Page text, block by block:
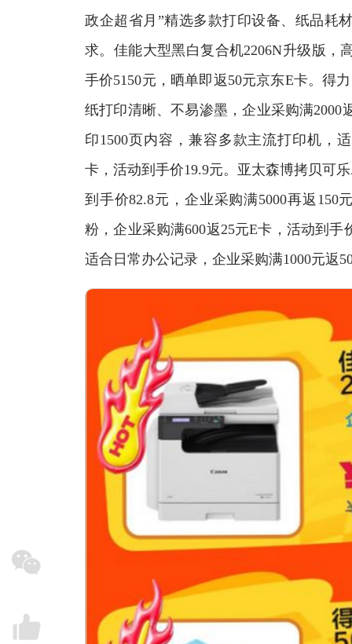
政企超省月”精选多款打印设备、纸品耗
求。佳能大型黑白复合机2206N升级版，
手价5150元，晒单即返50元京东E卡。得
纸打印清晰、不易渗墨，企业采购满2000
印1500页内容，兼容多款主流打印机，
卡，活动到手价19.9元。亚太森博拷贝可
到手价82.8元，企业采购满5000再返150
粉，企业采购满600返25元E卡，活动到
适合日常办公记录，企业采购满1000元返